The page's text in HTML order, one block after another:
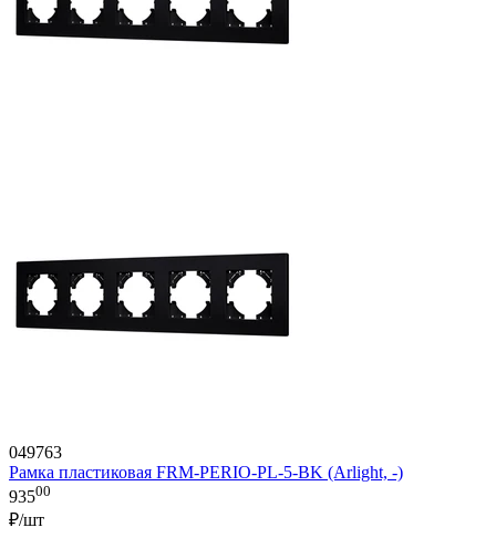
049763
Рамка пластиковая FRM-PERIO-PL-5-BK (Arlight, -)
93500
₽/шт